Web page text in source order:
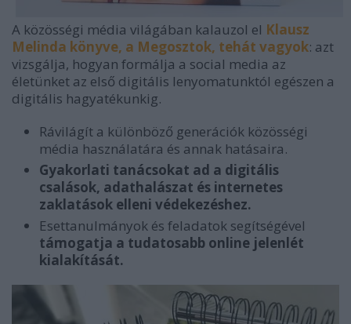
A közösségi média világában kalauzol el Klausz
Melinda könyve, a Megosztok, tehát vagyok: azt
vizsgálja, hogyan formálja a social media az
életünket az első digitális lenyomatunktól egészen a
digitális hagyatékunkig.
Rávilágít a különböző generációk közösségi
média használatára és annak hatásaira.
Gyakorlati tanácsokat ad a digitális
csalások, adathalászat és internetes
zaklatások elleni védekezéshez.
Esettanulmányok és feladatok segítségével
támogatja a tudatosabb online jelenlét
kialakítását.